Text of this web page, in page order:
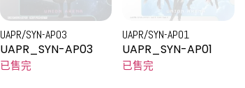
UAPR/SYN-AP03
UAPR_SYN-AP03
已售完
UAPR/SYN-AP01
UAPR_SYN-AP01
已售完